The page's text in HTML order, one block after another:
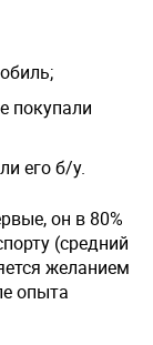
покупали
его б/у.
он в 80%
(средний
желанием
опыта